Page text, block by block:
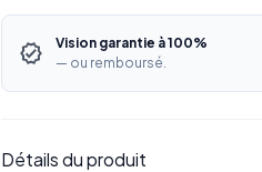
Vision garantie à 100%
— ou remboursé.
Détails du produit